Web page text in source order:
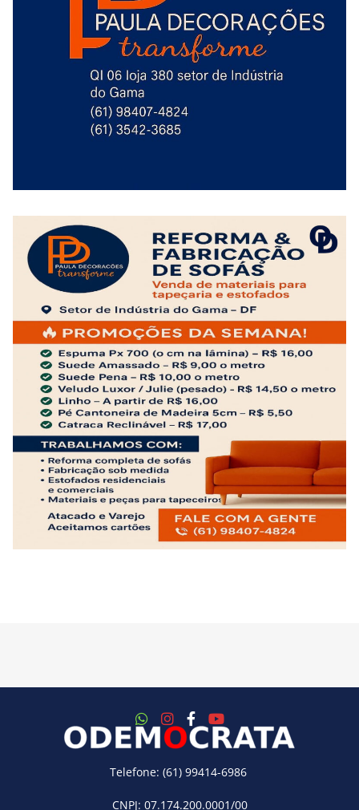
Telefone: (61) 99414-6986
CNPJ: 07.174.200.0001/00